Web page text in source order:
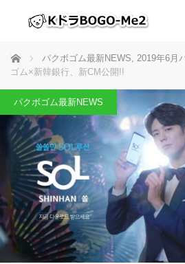
ホーム パクボゴム最新NEWS, 2019年6月
ゴム×新韓銀行、新CM公開!!
パクボゴム最新NEWS